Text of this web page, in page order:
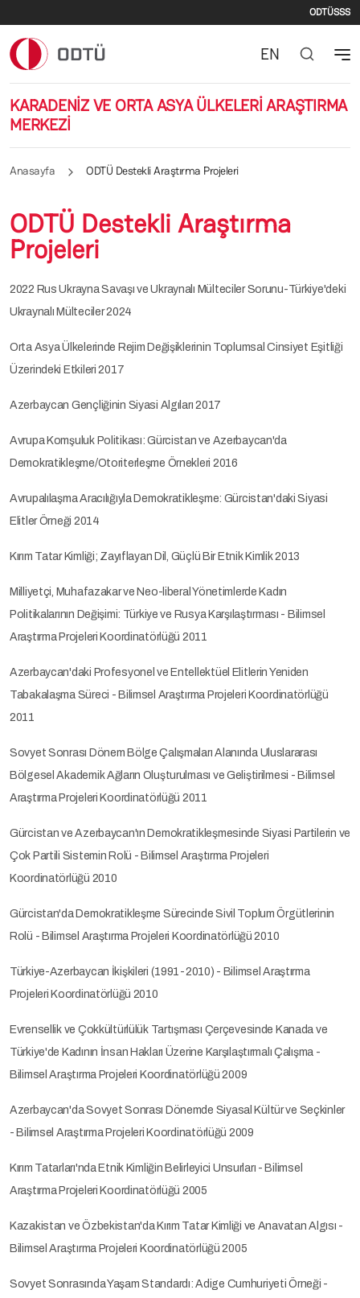
ODTÜSSS
KARADENİZ VE ORTA ASYA ÜLKELERİ ARAŞTIRMA
MERKEZİ
EN
Anasayfa ODTÜ Destekli Araştırma Projeleri
ODTÜ Destekli Araştırma
Projeleri
2022 Rus Ukrayna Savaşı ve Ukraynalı Mülteciler Sorunu-Türkiye'deki
Ukraynalı Mülteciler 2024
Orta Asya Ülkelerinde Rejim Değişiklerinin Toplumsal Cinsiyet Eşitliği
Üzerindeki Etkileri 2017
Azerbaycan Gençliğinin Siyasi Algıları 2017
Avrupa Komşuluk Politikası: Gürcistan ve Azerbaycan'da
Demokratikleşme/Otoriterleşme Örnekleri 2016
Avrupalılaşma Aracılığıyla Demokratikleşme: Gürcistan'daki Siyasi
Elitler Örneği 2014
Kırım Tatar Kimliği; Zayıflayan Dil, Güçlü Bir Etnik Kimlik 2013
Milliyetçi, Muhafazakar ve Neo-liberal Yönetimlerde Kadın
Politikalarının Değişimi: Türkiye ve Rusya Karşılaştırması - Bilimsel
Araştırma Projeleri Koordinatörlüğü 2011
Azerbaycan'daki Profesyonel ve Entellektüel Elitlerin Yeniden
Tabakalaşma Süreci - Bilimsel Araştırma Projeleri Koordinatörlüğü
2011
Sovyet Sonrası Dönem Bölge Çalışmaları Alanında Uluslararası
Bölgesel Akademik Ağların Oluşturulması ve Geliştirilmesi - Bilimsel
Araştırma Projeleri Koordinatörlüğü 2011
Gürcistan ve Azerbaycan'ın Demokratikleşmesinde Siyasi Partilerin ve
Çok Partili Sistemin Rolü - Bilimsel Araştırma Projeleri
Koordinatörlüğü 2010
Gürcistan'da Demokratikleşme Sürecinde Sivil Toplum Örgütlerinin
Rolü - Bilimsel Araştırma Projeleri Koordinatörlüğü 2010
Türkiye-Azerbaycan İkişkileri (1991-2010) - Bilimsel Araştırma
Projeleri Koordinatörlüğü 2010
Evrensellik ve Çokkültürlülük Tartışması Çerçevesinde Kanada ve
Türkiye'de Kadının İnsan Hakları Üzerine Karşılaştırmalı Çalışma -
Bilimsel Araştırma Projeleri Koordinatörlüğü 2009
Azerbaycan'da Sovyet Sonrası Dönemde Siyasal Kültür ve Seçkinler
- Bilimsel Araştırma Projeleri Koordinatörlüğü 2009
Kırım Tatarları'nda Etnik Kimliğin Belirleyici Unsurları - Bilimsel
Araştırma Projeleri Koordinatörlüğü 2005
Kazakistan ve Özbekistan'da Kırım Tatar Kimliği ve Anavatan Algısı -
Bilimsel Araştırma Projeleri Koordinatörlüğü 2005
Sovyet Sonrasında Yaşam Standardı: Adige Cumhuriyeti Örneği -